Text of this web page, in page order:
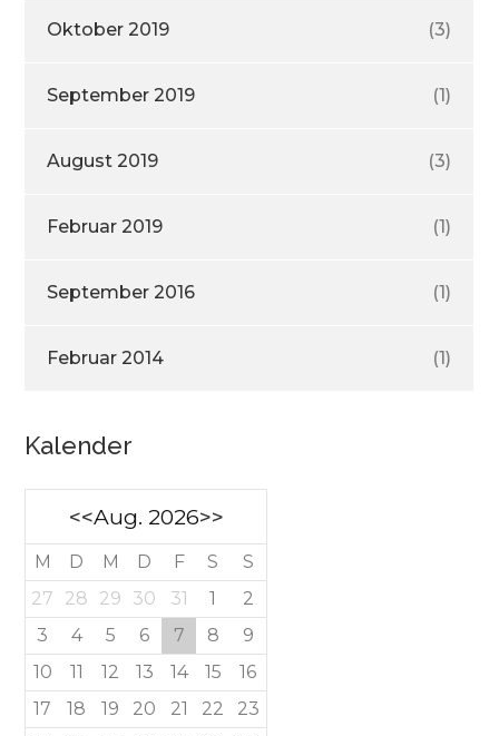
Oktober 2019 (3)
September 2019 (1)
August 2019 (3)
Februar 2019 (1)
September 2016 (1)
Februar 2014 (1)
Kalender
<<Aug. 2026>>
M D M D F S
S
27
28 29 30 31 1
2
3
4 5 6 7 8
9
10
11 12 13 14 15
16
17
18 19 20 21 22
23